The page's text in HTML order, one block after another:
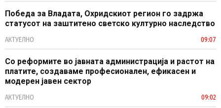
Победа за Владата, Охридскиот регион го задржа
статусот на заштитено светско културно наследство
АКТУЕЛНО 09:07
Со реформите во јавната администрација и растот на
платите, создаваме професионален, ефикасен и
модерен јавен сектор
АКТУЕЛНО 09:02